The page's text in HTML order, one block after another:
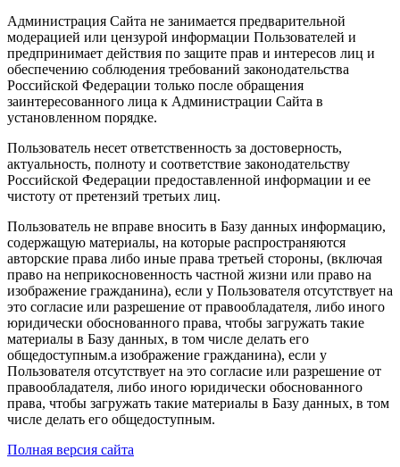
Администрация Сайта не занимается предварительной
модерацией или цензурой информации Пользователей и
предпринимает действия по защите прав и интересов лиц и
обеспечению соблюдения требований законодательства
Российской Федерации только после обращения
заинтересованного лица к Администрации Сайта в
установленном порядке.
Пользователь несет ответственность за достоверность,
актуальность, полноту и соответствие законодательству
Российской Федерации предоставленной информации и ее
чистоту от претензий третьих лиц.
Пользователь не вправе вносить в Базу данных информацию,
содержащую материалы, на которые распространяются
авторские права либо иные права третьей стороны, (включая
право на неприкосновенность частной жизни или право на
изображение гражданина), если у Пользователя отсутствует на
это согласие или разрешение от правообладателя, либо иного
юридически обоснованного права, чтобы загружать такие
материалы в Базу данных, в том числе делать его
общедоступным.а изображение гражданина), если у
Пользователя отсутствует на это согласие или разрешение от
правообладателя, либо иного юридически обоснованного
права, чтобы загружать такие материалы в Базу данных, в том
числе делать его общедоступным.
Полная версия сайта